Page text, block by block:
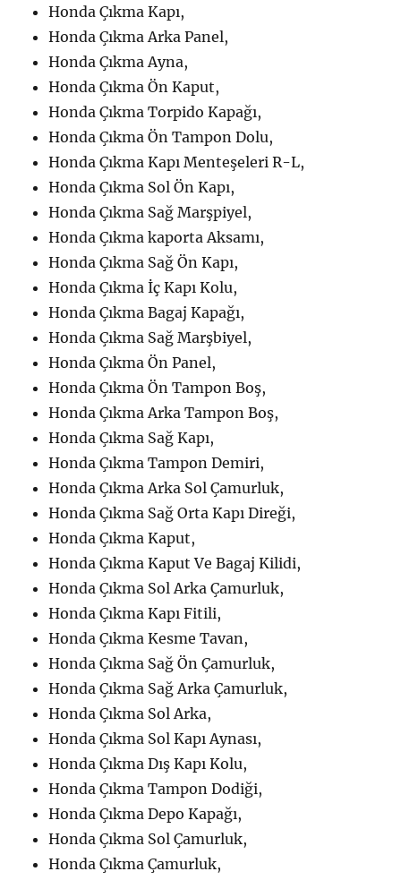
Honda Çıkma Kapı,
Honda Çıkma Arka Panel,
Honda Çıkma Ayna,
Honda Çıkma Ön Kaput,
Honda Çıkma Torpido Kapağı,
Honda Çıkma Ön Tampon Dolu,
Honda Çıkma Kapı Menteşeleri R-L,
Honda Çıkma Sol Ön Kapı,
Honda Çıkma Sağ Marşpiyel,
Honda Çıkma kaporta Aksamı,
Honda Çıkma Sağ Ön Kapı,
Honda Çıkma İç Kapı Kolu,
Honda Çıkma Bagaj Kapağı,
Honda Çıkma Sağ Marşbiyel,
Honda Çıkma Ön Panel,
Honda Çıkma Ön Tampon Boş,
Honda Çıkma Arka Tampon Boş,
Honda Çıkma Sağ Kapı,
Honda Çıkma Tampon Demiri,
Honda Çıkma Arka Sol Çamurluk,
Honda Çıkma Sağ Orta Kapı Direği,
Honda Çıkma Kaput,
Honda Çıkma Kaput Ve Bagaj Kilidi,
Honda Çıkma Sol Arka Çamurluk,
Honda Çıkma Kapı Fitili,
Honda Çıkma Kesme Tavan,
Honda Çıkma Sağ Ön Çamurluk,
Honda Çıkma Sağ Arka Çamurluk,
Honda Çıkma Sol Arka,
Honda Çıkma Sol Kapı Aynası,
Honda Çıkma Dış Kapı Kolu,
Honda Çıkma Tampon Dodiği,
Honda Çıkma Depo Kapağı,
Honda Çıkma Sol Çamurluk,
Honda Çıkma Çamurluk,